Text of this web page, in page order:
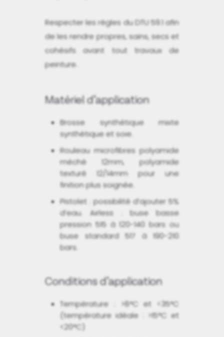
Respecter les règles du DTU 59.1 afin
de les rendre propres, sains, secs et
cohésifs avant tout travaux de
peinture.
Matériel d’application
Brosse synthétique mixte
synthétique et soie.
Rouleau microfibres polyamide
méché 12mm, polyamide
texturé 12/14mm pour une
finition plus soignée.
Pistolet : possibilité d’ajouter 5%
d’eau. Airless : buse basse
pression 515 à 120-140 bars ou
buse standard 517 à 190-210
bars.
Conditions d’application
Température : >8°C et <35°C
(température idéale : >15°C et
<20°C)